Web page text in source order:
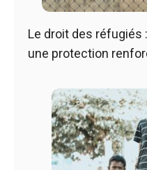
Le droit des réfugiés
une protection